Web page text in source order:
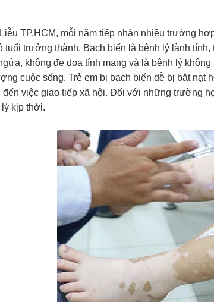
TP.HCM, mỗi năm tiếp nhận nhiều trường
tuổi trưởng thành. Bạch biến là bệnh lý lành
không đe dọa tính mạng và là bệnh lý
cuộc sống. Trẻ em bị bạch biến dễ bị bắt nạt
việc giao tiếp xã hội. Đối với những trường
lý kịp thời.